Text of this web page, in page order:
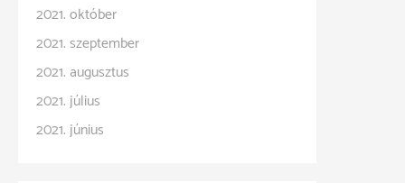
2021. október
2021. szeptember
2021. augusztus
2021. július
2021. június